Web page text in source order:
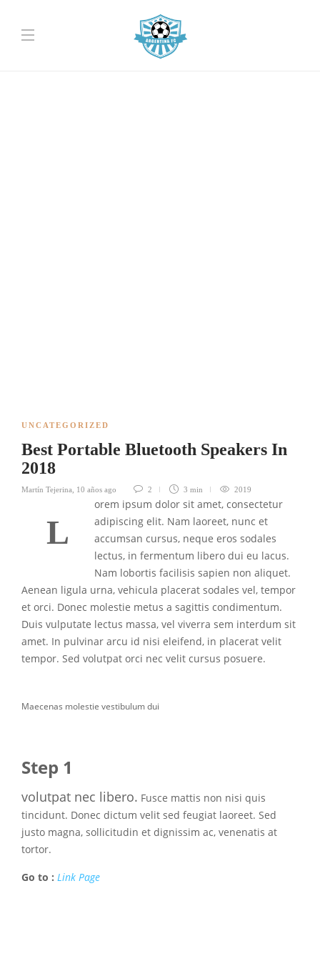
UNCATEGORIZED
Best Portable Bluetooth Speakers In
2018
Martín Tejerina 10 años ago 2 3 min 2019
L
orem ipsum dolor sit amet, consectetur
adipiscing elit. Nam laoreet, nunc et
accumsan cursus, neque eros sodales
lectus, in fermentum libero dui eu lacus.
Nam lobortis facilisis sapien non aliquet.
Aenean ligula urna, vehicula placerat sodales vel, tempor
et orci. Donec molestie metus a sagittis condimentum.
Duis vulputate lectus massa, vel viverra sem interdum sit
amet. In pulvinar arcu id nisi eleifend, in placerat velit
tempor. Sed volutpat orci nec velit cursus posuere.
Maecenas molestie vestibulum dui
Step 1
volutpat nec libero. Fusce mattis non nisi quis
tincidunt. Donec dictum velit sed feugiat laoreet. Sed
justo magna, sollicitudin et dignissim ac, venenatis at
tortor.
Go to : Link Page